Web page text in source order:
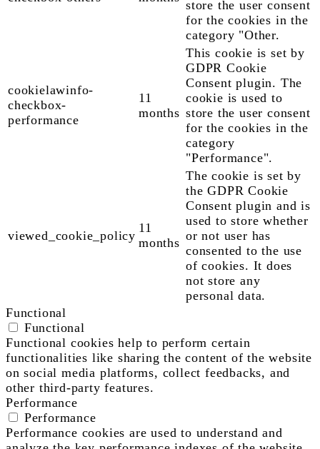
store the user consent
for the cookies in the
category "Other.
cookielawinfo-
checkbox-
performance
11
months
This cookie is set by
GDPR Cookie
Consent plugin. The
cookie is used to
store the user consent
for the cookies in the
category
"Performance".
viewed_cookie_policy
11
months
The cookie is set by
the GDPR Cookie
Consent plugin and is
used to store whether
or not user has
consented to the use
of cookies. It does
not store any
personal data.
Functional
Functional
Functional cookies help to perform certain
functionalities like sharing the content of the website
on social media platforms, collect feedbacks, and
other third-party features.
Performance
Performance
Performance cookies are used to understand and